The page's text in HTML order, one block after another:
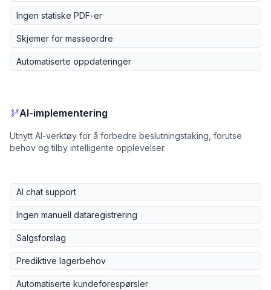
Ingen statiske PDF-er
Skjemer for masseordre
Automatiserte oppdateringer
AI-implementering
Utnytt AI-verktøy for å forbedre beslutningstaking, forutse
behov og tilby intelligente opplevelser.
AI chat support
Ingen manuell dataregistrering
Salgsforslag
Prediktive lagerbehov
Automatiserte kundeforespørsler